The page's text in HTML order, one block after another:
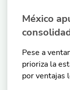
México
Pese a
prioriza la
por ventajas